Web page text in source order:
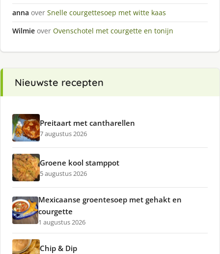
anna over Snelle courgettesoep met witte kaas
Wilmie over Ovenschotel met courgette en tonijn
Nieuwste recepten
Preitaart met cantharellen
7 augustus 2026
Groene kool stamppot
5 augustus 2026
Mexicaanse groentesoep met gehakt en
courgette
1 augustus 2026
Chip & Dip